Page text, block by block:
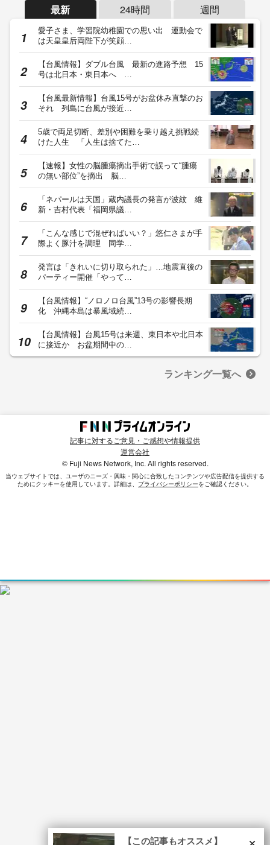
最新 24時間 週間
愛子さま、学習院幼稚園での思い出 運動会で
は天皇皇后両陛下が笑顔…
【台風情報】ダブル台風 最新の進路予想 15
号は北日本・東日本へ …
【台風最新情報】台風15号がお盆休み直撃のお
それ 列島に台風が接近…
5歳で両足切断、差別や困難を乗り越え挑戦続
けた人生 「人生は捨てた…
【速報】女性の脳腫瘍摘出手術で誤って“腫瘍
の無い部位”を摘出 脳…
「ネパールは天国」蔵内議長の発言が波紋 維
新・吉村代表「福岡県議…
「こんな感じで混ぜればいい？」悠仁さまが手
際よく豚汁を調理 同学…
発言は「きれいに切り取られた」…地震直後の
パーティー開催「やって…
【台風情報】“ノロノロ台風”13号の影響長期
化 沖縄本島は暴風域続…
【台風情報】台風15号は来週、東日本や北日本
に接近か お盆期間中の…
ランキング一覧へ
記事に対するご意見・ご感想や情報提供
運営会社
© Fuji News Network, Inc. All rights reserved.
当ウェブサイトでは、ユーザのニーズ・興味・関⼼に合致したコンテンツや広告配信を提供する
ためにクッキーを使⽤しています。詳細は、 プライバシーポリシーをご確認ください。
×
【この記事もオススメ】